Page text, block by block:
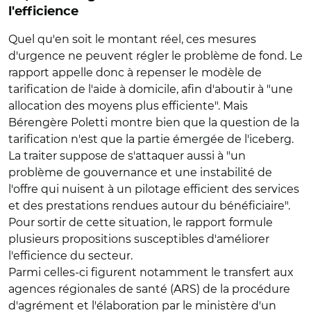
l'efficience
Quel qu'en soit le montant réel, ces mesures
d'urgence ne peuvent régler le problème de fond. Le
rapport appelle donc à repenser le modèle de
tarification de l'aide à domicile, afin d'aboutir à "une
allocation des moyens plus efficiente". Mais
Bérengère Poletti montre bien que la question de la
tarification n'est que la partie émergée de l'iceberg.
La traiter suppose de s'attaquer aussi à "un
problème de gouvernance et une instabilité de
l'offre qui nuisent à un pilotage efficient des services
et des prestations rendues autour du bénéficiaire".
Pour sortir de cette situation, le rapport formule
plusieurs propositions susceptibles d'améliorer
l'efficience du secteur.
Parmi celles-ci figurent notamment le transfert aux
agences régionales de santé (ARS) de la procédure
d'agrément et l'élaboration par le ministère d'un